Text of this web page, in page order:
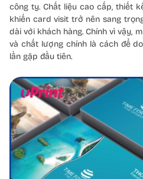
công ty. Chất liệu cao cấp, thiết
khiến card visit trở nên sang
dài với khách hàng. Chính vì vậy,
và chất lượng chính là cách để
lần gặp đầu tiên.